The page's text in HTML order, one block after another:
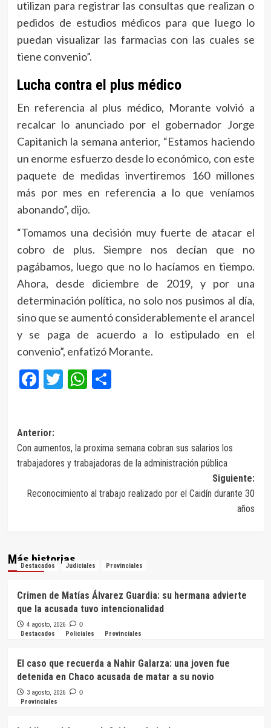
utilizan para registrar las consultas que realizan o
pedidos de estudios médicos para que luego lo
puedan visualizar las farmacias con las cuales se
tiene convenio”.
Lucha contra el plus médico
En referencia al plus médico, Morante volvió a
recalcar lo anunciado por el gobernador Jorge
Capitanich la semana anterior, “Estamos haciendo
un enorme esfuerzo desde lo económico, con este
paquete de medidas invertiremos 160 millones
más por mes en referencia a lo que veníamos
abonando”, dijo.
“Tomamos una decisión muy fuerte de atacar el
cobro de plus. Siempre nos decían que no
pagábamos, luego que no lo hacíamos en tiempo.
Ahora, desde diciembre de 2019, y por una
determinación política, no solo nos pusimos al día,
sino que se aumentó considerablemente el arancel
y se paga de acuerdo a lo estipulado en el
convenio”, enfatizó Morante.
Facebook
Twitter
WhatsApp
Compartir
Navegación
de
entradas
Anterior:
Con aumentos, la proxima semana cobran sus salarios los
trabajadores y trabajadoras de la administración pública
Siguiente:
Reconocimiento al trabajo realizado por el Caidín durante 30
años
Más historias
Destacados Judiciales Provinciales
Crimen de Matías Álvarez Guardia: su hermana advierte
que la acusada tuvo intencionalidad
4 agosto, 2026 0
Destacados Policiales Provinciales
El caso que recuerda a Nahir Galarza: una joven fue
detenida en Chaco acusada de matar a su novio
3 agosto, 2026 0
Provinciales